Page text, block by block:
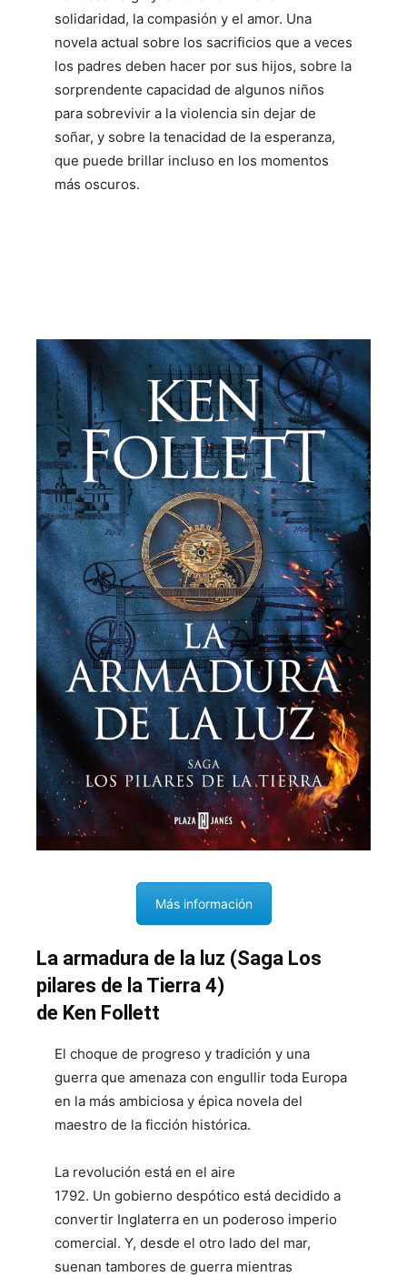
solidaridad, la compasión y el amor. Una
novela actual sobre los sacrificios que a veces
los padres deben hacer por sus hijos, sobre la
sorprendente capacidad de algunos niños
para sobrevivir a la violencia sin dejar de
soñar, y sobre la tenacidad de la esperanza,
que puede brillar incluso en los momentos
más oscuros.
Más información
La armadura de la luz (Saga Los
pilares de la Tierra 4)
de Ken Follett
El choque de progreso y tradición y una
guerra que amenaza con engullir toda Europa
en la más ambiciosa y épica novela del
maestro de la ficción histórica.
La revolución está en el aire
1792. Un gobierno despótico está decidido a
convertir Inglaterra en un poderoso imperio
comercial. Y, desde el otro lado del mar,
suenan tambores de guerra mientras